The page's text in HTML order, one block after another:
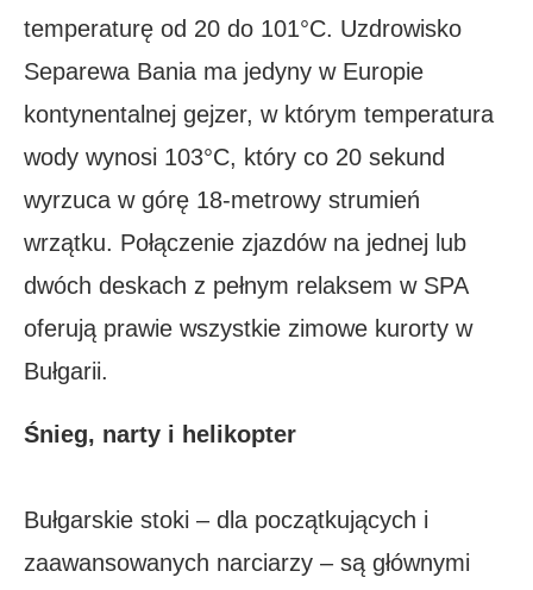
temperaturę od 20 do 101°C. Uzdrowisko
Separewa Bania ma jedyny w Europie
kontynentalnej gejzer, w którym temperatura
wody wynosi 103°C, który co 20 sekund
wyrzuca w górę 18-metrowy strumień
wrzątku. Połączenie zjazdów na jednej lub
dwóch deskach z pełnym relaksem w SPA
oferują prawie wszystkie zimowe kurorty w
Bułgarii.
Śnieg, narty i helikopter
Bułgarskie stoki – dla początkujących i
zaawansowanych narciarzy – są głównymi